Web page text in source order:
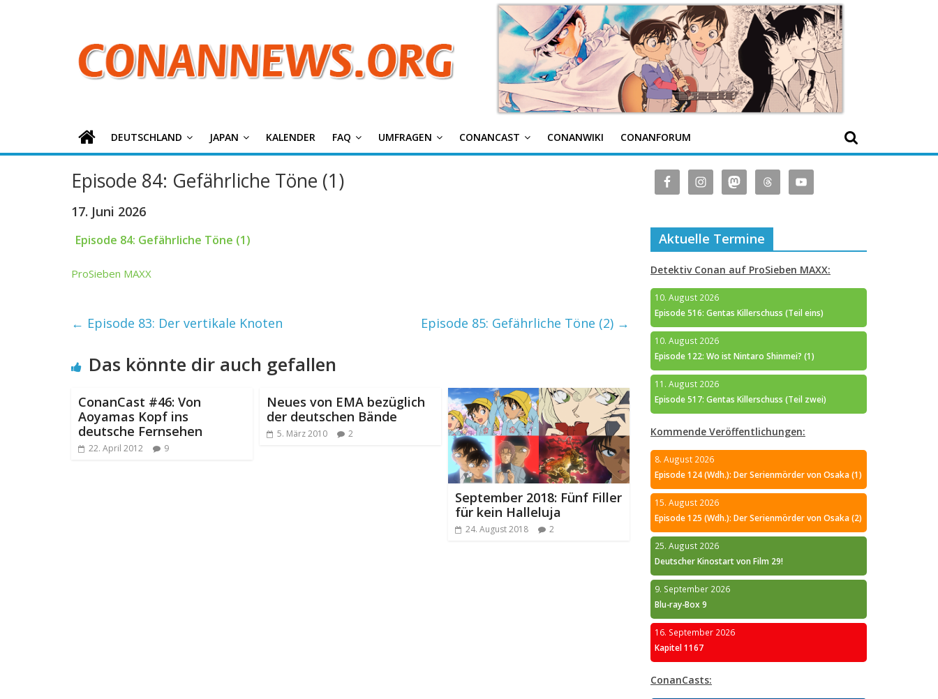
Detektiv
Conan
News
DEUTSCHLAND JAPAN KALENDER FAQ UMFRAGEN CONANCAST CONANWIKI CONANFORUM
Episode 84: Gefährliche Töne (1)
17. Juni 2026
Episode 84: Gefährliche Töne (1)
ProSieben MAXX
← Episode 83: Der vertikale Knoten Episode 85: Gefährliche Töne (2) →
Das könnte dir auch gefallen
ConanCast #46: Von
Aoyamas Kopf ins
deutsche Fernsehen
22. April 2012 9
Neues von EMA bezüglich
der deutschen Bände
5. März 2010 2
September 2018: Fünf Filler
für kein Halleluja
24. August 2018 2
Aktuelle Termine
Detektiv Conan auf ProSieben MAXX:
10. August 2026
Episode 516: Gentas Killerschuss (Teil eins)
10. August 2026
Episode 122: Wo ist Nintaro Shinmei? (1)
11. August 2026
Episode 517: Gentas Killerschuss (Teil zwei)
Kommende Veröffentlichungen:
8. August 2026
Episode 124 (Wdh.): Der Serienmörder von Osaka (1)
15. August 2026
Episode 125 (Wdh.): Der Serienmörder von Osaka (2)
25. August 2026
Deutscher Kinostart von Film 29!
9. September 2026
Blu-ray-Box 9
16. September 2026
Kapitel 1167
ConanCasts: